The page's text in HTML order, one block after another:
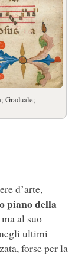
Graduale;
d’arte,
piano della
al suo
ultimi
forse per la